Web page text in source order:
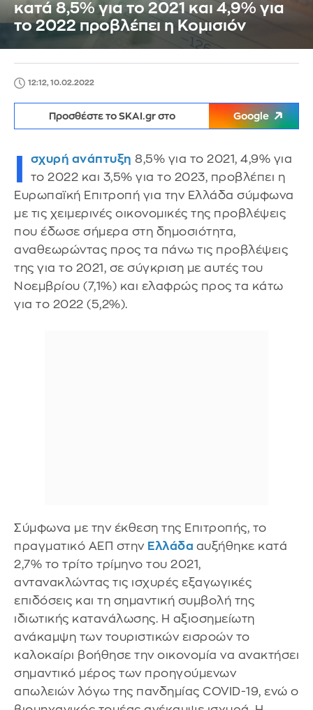
κατά 8,5% για το 2021 και 4,9% για
το 2022 προβλέπει η Κομισιόν
12:12, 10.02.2022
Προσθέστε το SKAI.gr στο Google
σχυρή ανάπτυξη 8,5% για το 2021, 4,9% για
το 2022 και 3,5% για το 2023, προβλέπει η
Ευρωπαϊκή Επιτροπή για την Ελλάδα σύμφωνα
με τις χειμερινές οικονομικές της προβλέψεις
που έδωσε σήμερα στη δημοσιότητα,
αναθεωρώντας προς τα πάνω τις προβλέψεις
της για το 2021, σε σύγκριση με αυτές του
Νοεμβρίου (7,1%) και ελαφρώς προς τα κάτω
για το 2022 (5,2%).
Σύμφωνα με την έκθεση της Επιτροπής, το
πραγματικό ΑΕΠ στην Ελλάδα αυξήθηκε κατά
2,7% το τρίτο τρίμηνο του 2021,
αντανακλώντας τις ισχυρές εξαγωγικές
επιδόσεις και τη σημαντική συμβολή της
ιδιωτικής κατανάλωσης. Η αξιοσημείωτη
ανάκαμψη των τουριστικών εισροών το
καλοκαίρι βοήθησε την οικονομία να ανακτήσει
σημαντικό μέρος των προηγούμενων
απωλειών λόγω της πανδημίας COVID-19, ενώ ο